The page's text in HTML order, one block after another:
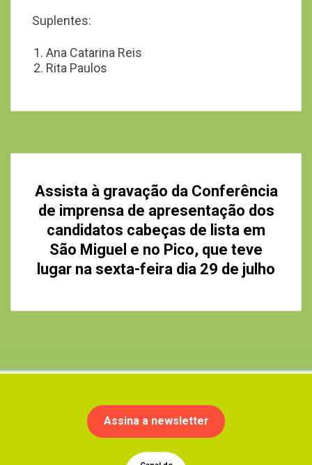
Suplentes:
Ana Catarina Reis
Rita Paulos
Assista à gravação da Conferência
de imprensade apresentação dos
candidatos cabeças de lista em
São Miguel e no Pico, que teve
lugar na sexta-feira dia 29 de julho
Assina a newsletter